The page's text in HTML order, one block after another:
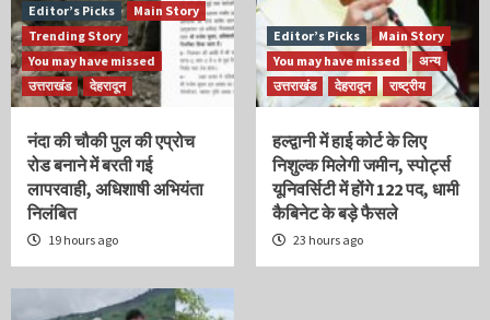
Editor’s Picks
Main Story
Trending Story
You may have missed
उत्तराखंड
देहरादून
नंदा की चौकी पुल की एप्रोच
रोड बनाने में बरती गई
लापरवाही, अधिशाषी अभियंता
निलंबित
19 hours ago
Editor’s Picks
Main Story
You may have missed
अन्य
उत्तराखंड
देहरादून राष्ट्रीय
हल्द्वानी में हाई कोर्ट के लिए
निशुल्क मिलेगी जमीन, स्पोर्ट्स
यूनिवर्सिटी में होंगे 122 पद, धामी
कैबिनेट के बड़े फैसले
23 hours ago